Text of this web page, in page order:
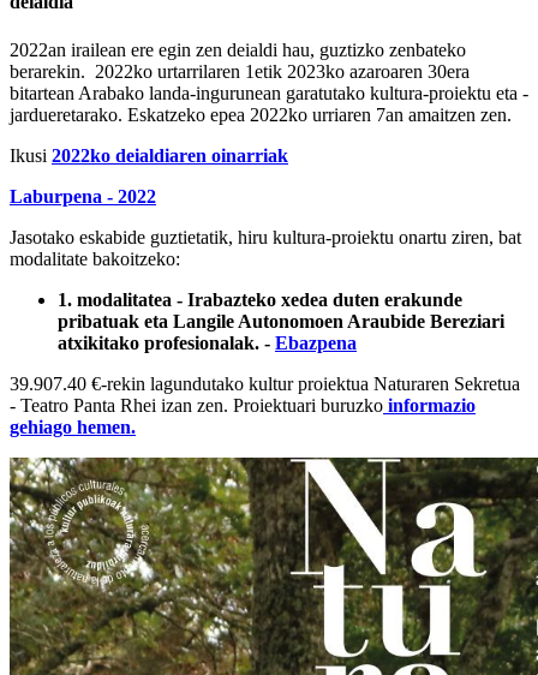
2022an irailean ere egin zen deialdi hau, guztizko zenbateko
berarekin. 2022ko urtarrilaren 1etik 2023ko azaroaren 30era
bitartean Arabako landa-ingurunean garatutako kultura-proiektu eta -
jardueretarako. Eskatzeko epea 2022ko urriaren 7an amaitzen zen.
Ikusi 2022ko deialdiaren oinarriak
Laburpena - 2022
Jasotako eskabide guztietatik, hiru kultura-proiektu onartu ziren, bat
modalitate bakoitzeko:
1. modalitatea - Irabazteko xedea duten erakunde
pribatuak eta Langile Autonomoen Araubide Bereziari
atxikitako profesionalak. - Ebazpena
39.907.40 €-rekin lagundutako kultur proiektua Naturaren Sekretua
- Teatro Panta Rhei izan zen. Proiektuari buruzko informazio
gehiago hemen.